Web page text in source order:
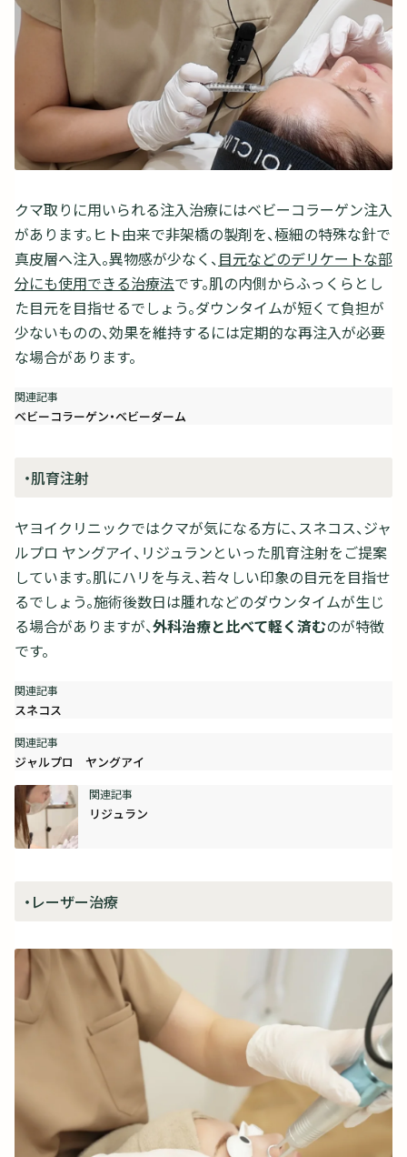
クマ取りに用いられる注入治療にはベビーコラーゲン注入
があります。ヒト由来で非架橋の製剤を、極細の特殊な針で
真皮層へ注入。異物感が少なく、 目元などのデリケートな部
分にも使用できる治療法です。肌の内側からふっくらとし
た目元を目指せるでしょう。ダウンタイムが短くて負担が
少ないものの、効果を維持するには定期的な再注入が必要
な場合があります。
ベビーコラーゲン・ベビーダーム
・肌育注射
ヤヨイクリニックではクマが気になる方に、スネコス、ジャ
ルプロ ヤングアイ、リジュランといった肌育注射をご提案
しています。肌にハリを与え、若々しい印象の目元を目指せ
るでしょう。施術後数日は腫れなどのダウンタイムが生じ
る場合がありますが、外科治療と比べて軽く済むのが特徴
です。
スネコス
ジャルプロ ヤングアイ
リジュラン
・レーザー治療